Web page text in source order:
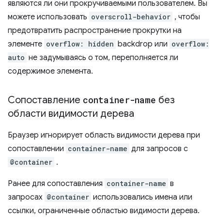
являются ли они прокручиваемыми пользователем. Вы
можете использовать overscroll-behavior , чтобы
предотвратить распространение прокрутки на
элементе overflow: hidden backdrop или overflow:
auto не задумываясь о том, переполняется ли
содержимое элемента.
Сопоставление container-name без
области видимости дерева
Браузер игнорирует область видимости дерева при
сопоставлении container-name для запросов с
@container .
Ранее для сопоставления container-name в
запросах @container использовались имена или
ссылки, ограниченные областью видимости дерева.